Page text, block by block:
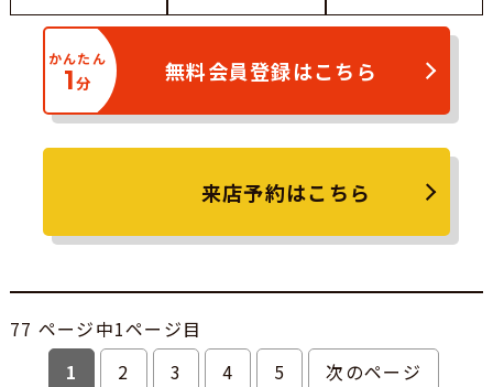
かんたん
1分 無料会員登録はこちら
来店予約はこちら
77 ページ中1ページ目
1
2 3 4 5
次のページ